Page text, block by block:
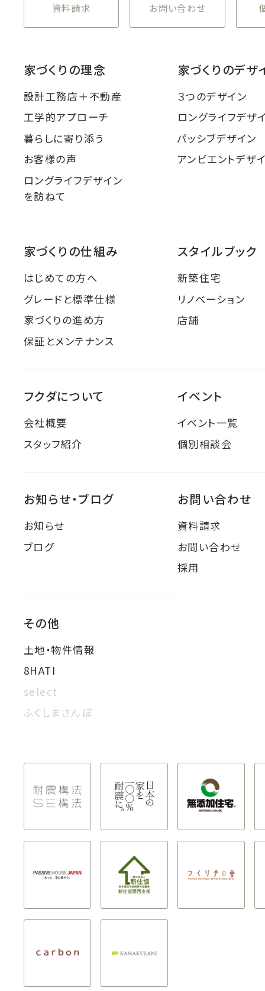
資料請求 お問い合わせ
家づくりの理念
設計工務店＋不動産
工学的アプローチ
暮らしに寄り添う
お客様の声
ロングライフデザイン
を訪ねて
家づくりのデザ
３つのデザイン
ロングライフデザ
パッシブデザイン
アンビエントデザ
家づくりの仕組み
はじめての方へ
グレードと標準仕様
家づくりの進め方
保証とメンテナンス
スタイルブック
新築住宅
リノベーション
店舗
フクダについて
会社概要
スタッフ紹介
イベント
イベント一覧
個別相談会
お知らせ・ブログ
お知らせ
ブログ
お問い合わせ
資料請求
お問い合わせ
採用
その他
土地・物件情報
8HATI
select
ふくしまさんぽ